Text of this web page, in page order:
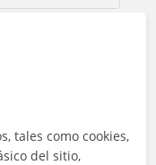
tales como cookies,
del sitio,